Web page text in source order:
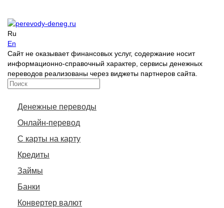
Ru
En
Сайт не оказывает финансовых услуг, содержание носит
информационно-справочный характер, сервисы денежных
переводов реализованы через виджеты партнеров сайта.
Денежные переводы
Онлайн-перевод
С карты на карту
Кредиты
Займы
Банки
Конвертер валют